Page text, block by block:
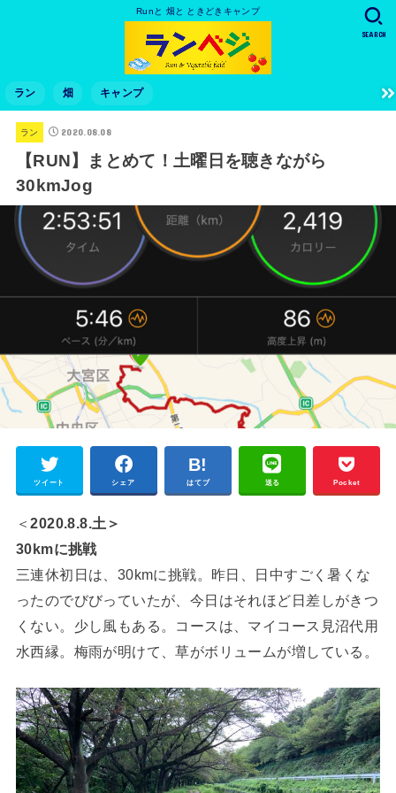
Runと 畑と ときどきキャンプ
ラン 畑 キャンプ
SEARCH
ラン 2020.08.08
【RUN】まとめて！土曜日を聴きながら
30kmJog
ツイート シェア はてブ 送る Pocket
＜2020.8.8.土＞
30kmに挑戦
三連休初日は、30kmに挑戦。昨日、日中すごく暑くな
ったのでびびっていたが、今日はそれほど日差しがきつ
くない。少し風もある。コースは、マイコース見沼代用
水西縁。梅雨が明けて、草がボリュームが増している。